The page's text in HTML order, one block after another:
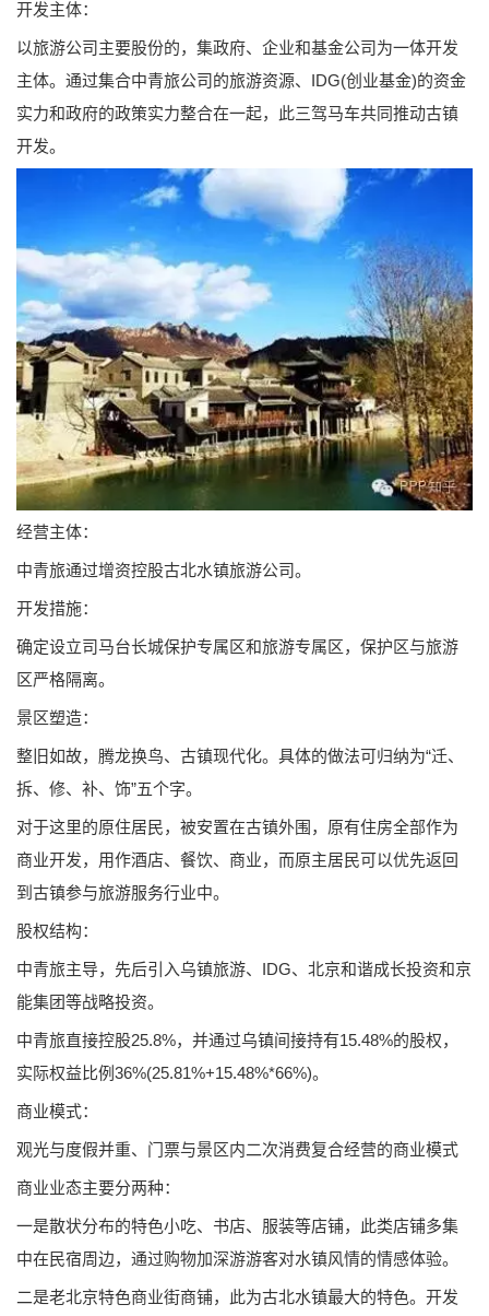
开发主体：
以旅游公司主要股份的，集政府、企业和基金公司为一体开发
主体。通过集合中青旅公司的旅游资源、IDG(创业基金)的资金
实力和政府的政策实力整合在一起，此三驾马车共同推动古镇
开发。
经营主体：
中青旅通过增资控股古北水镇旅游公司。
开发措施：
确定设立司马台长城保护专属区和旅游专属区，保护区与旅游
区严格隔离。
景区塑造：
整旧如故，腾龙换鸟、古镇现代化。具体的做法可归纳为“迁、
拆、修、补、饰”五个字。
对于这里的原住居民，被安置在古镇外围，原有住房全部作为
商业开发，用作酒店、餐饮、商业，而原主居民可以优先返回
到古镇参与旅游服务行业中。
股权结构：
中青旅主导，先后引入乌镇旅游、IDG、北京和谐成长投资和京
能集团等战略投资。
中青旅直接控股25.8%，并通过乌镇间接持有15.48%的股权，
实际权益比例36%(25.81%+15.48%*66%)。
商业模式：
观光与度假并重、门票与景区内二次消费复合经营的商业模式
商业业态主要分两种：
一是散状分布的特色小吃、书店、服装等店铺，此类店铺多集
中在民宿周边，通过购物加深游游客对水镇风情的情感体验。
二是老北京特色商业街商铺，此为古北水镇最大的特色。开发